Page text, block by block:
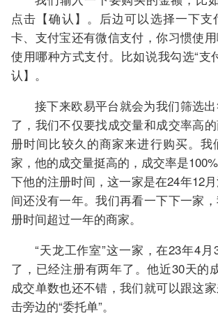
点击【确认】。后边可以选择一下
卡、支付宝还有微信支付，你习惯使
使用哪种方式支付。比如说我勾选“支
认】。
接下来欧易平台就会为我们筛选
了，我们不仅要找成交量和成交率高
册时间比较久的商家来进行购买。我
家，他的成交量挺高的，成交率是
下他的注册时间，这一家是在24年12
间还没有一年。我们再看一下下一家
册时间超过一年的商家。
“天龙工作室”这一家，在23年4
了，已经注册有两年了。他近30天的
成交单数也还不错，我们就可以跟这
击旁边的“委托单”。